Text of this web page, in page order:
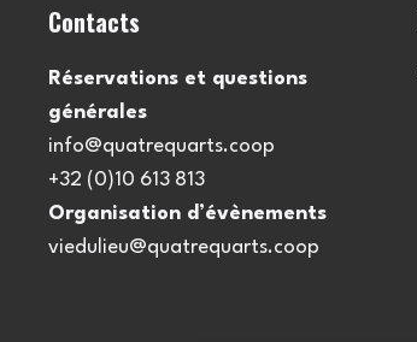
Contacts
Réservations et questions
générales
info@quatrequarts.coop
+32 (0)10 613 813
Organisation d’évènements
viedulieu@quatrequarts.coop